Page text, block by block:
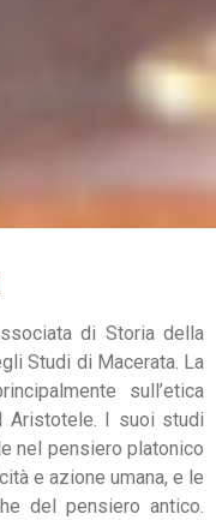
di Storia della
Studi di Macerata. La
sull’etica
Aristotele. I suoi studi
nel pensiero platonico
e azione umana, e le
del pensiero antico.